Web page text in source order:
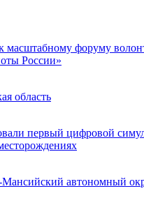
масштабному форуму
России»
область
первый цифровой
автономный